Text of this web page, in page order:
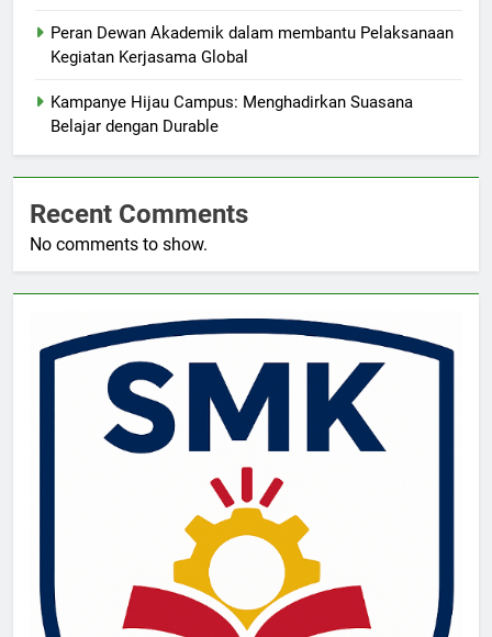
Peran Dewan Akademik dalam membantu Pelaksanaan
Kegiatan Kerjasama Global
Kampanye Hijau Campus: Menghadirkan Suasana
Belajar dengan Durable
Recent Comments
No comments to show.